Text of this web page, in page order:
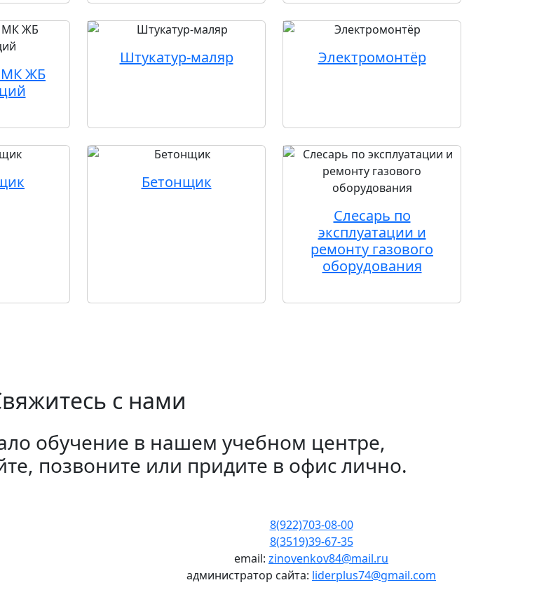
МК ЖБ
Штукатур-маляр Электромонтёр
Бетонщик
Слесарь по
эксплуатации и
ремонту газового
оборудования
с нами
обучение в нашем учебном центре,
позвоните или придите в офис лично.
8(922)703-08-00
8(3519)39-67-35
email: zinovenkov84@mail.ru
администратор сайта: liderplus74@gmail.com